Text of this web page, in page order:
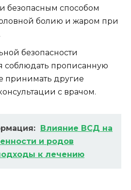
безопасным способом
болию и жаром при
безопасности
соблюдать прописанную
принимать другие
с врачом.
Влияние ВСД на
и родов
к лечению